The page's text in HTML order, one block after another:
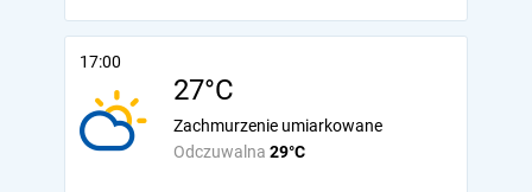
17:00
27°C
Odczuwalna 29°C
Zachmurzenie umiarkowane